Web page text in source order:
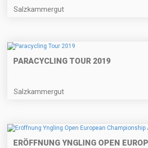
Salzkammergut
PARACYCLING TOUR 2019
Salzkammergut
ERÖFFNUNG YNGLING OPEN